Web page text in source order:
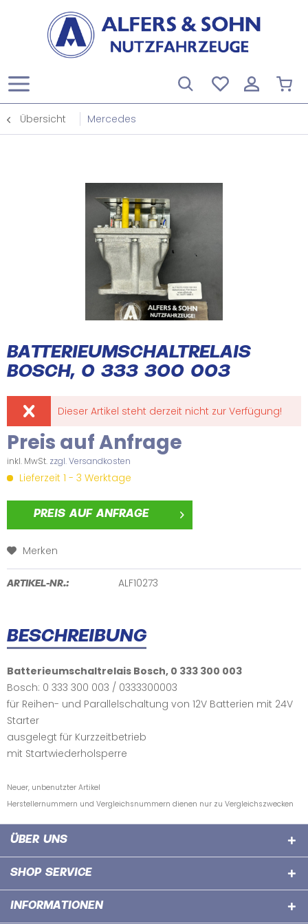
Übersicht Mercedes
BATTERIEUMSCHALTRELAIS
BOSCH, 0 333 300 003
Dieser Artikel steht derzeit nicht zur Verfügung!
Preis auf Anfrage
inkl. MwSt. zzgl. Versandkosten
Lieferzeit 1 - 3 Werktage
PREIS AUF ANFRAGE
Merken
ARTIKEL-NR.: ALF10273
BESCHREIBUNG
Batterieumschaltrelais Bosch, 0 333 300 003
Bosch: 0 333 300 003 / 0333300003
für Reihen- und Parallelschaltung von 12V Batterien mit 24V
Starter
ausgelegt für Kurzzeitbetrieb
mit Startwiederholsperre
Neuer, unbenutzter Artikel
Herstellernummern und Vergleichsnummern dienen nur zu Vergleichszwecken
ÜBER UNS
SHOP SERVICE
INFORMATIONEN